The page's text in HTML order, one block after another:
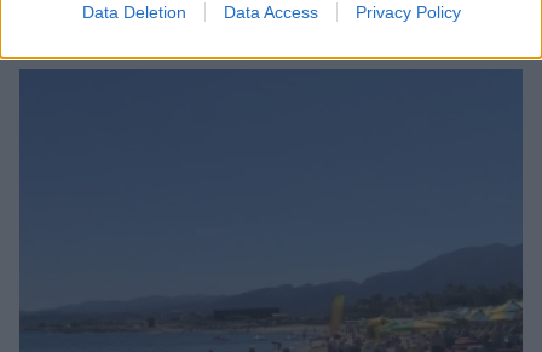
Data Deletion Data Access Privacy Policy
ΤΑ ΠΙΟ ΔΗΜΟΦΙΛΗ